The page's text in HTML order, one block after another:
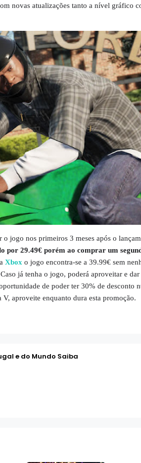
novas atualizações tanto a nível gráfico
jogo nos primeiros 3 meses após o
por 29.49€ porém ao comprar um
Xbox o jogo encontra-se a 39.99€ sem
já tenha o jogo, poderá aproveitar e
de poder ter 30% de desconto
aproveite enquanto dura esta promoção.
e do Mundo Saiba